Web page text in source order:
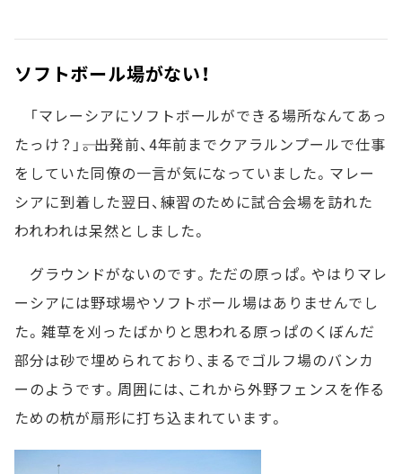
ソフトボール場がない！
「マレーシアにソフトボールができる場所なんてあっ
たっけ？」――。出発前、4年前までクアラルンプールで仕事
をしていた同僚の一言が気になっていました。マレー
シアに到着した翌日、練習のために試合会場を訪れた
われわれは呆然としました。
グラウンドがないのです。ただの原っぱ。やはりマレ
ーシアには野球場やソフトボール場はありませんでし
た。雑草を刈ったばかりと思われる原っぱのくぼんだ
部分は砂で埋められており、まるでゴルフ場のバンカ
ーのようです。周囲には、これから外野フェンスを作る
ための杭が扇形に打ち込まれています。